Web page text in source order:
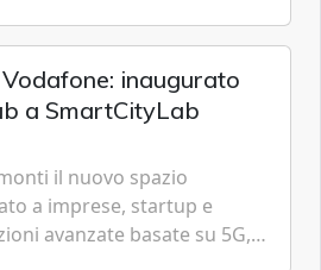
inaugurato
a SmartCityLab
il nuovo spazio
a imprese, startup e
avanzate basate su 5G,